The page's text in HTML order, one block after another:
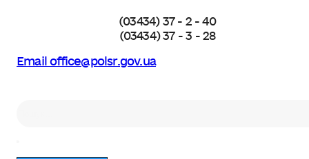
(03434) 37 - 2 - 40
(03434) 37 - 3 - 28
Email office@polsr.gov.ua